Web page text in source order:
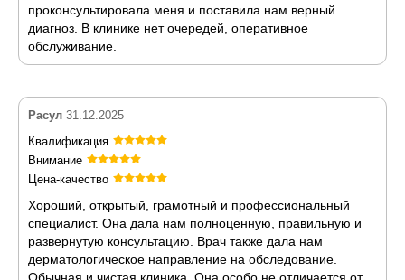
проконсультировала меня и поставила нам верный
диагноз. В клинике нет очередей, оперативное
обслуживание.
Расул 31.12.2025
Квалификация
Внимание
Цена-качество
Хороший, открытый, грамотный и профессиональный
специалист. Она дала нам полноценную, правильную и
развернутую консультацию. Врач также дала нам
дерматологическое направление на обследование.
Обычная и чистая клиника. Она особо не отличается от